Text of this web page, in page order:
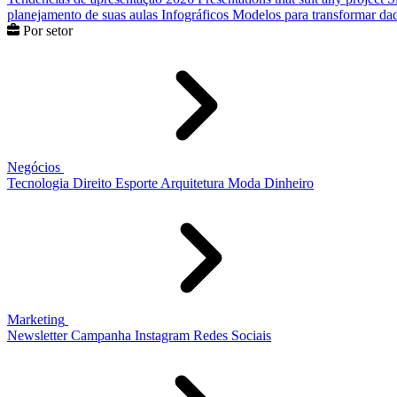
planejamento de suas aulas Infográficos Modelos para transformar
Por setor
Negócios
Tecnologia Direito Esporte Arquitetura Moda Dinheiro
Marketing
Newsletter Campanha Instagram Redes Sociais